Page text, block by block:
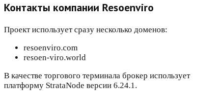
Контакты компании Resoenviro
Проект использует сразу несколько доменов:
resoenviro.com
resoen-viro.world
В качестве торгового терминала брокер использует
платформу StrataNode версии 6.24.1.